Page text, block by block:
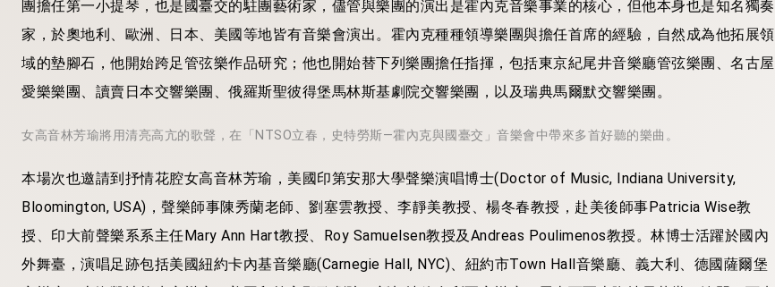
團擔任第一小提琴，也是國臺交的駐團藝術家，儘管與樂團的演出是霍內克音樂事業的核心，但他本身也是知名獨奏
家，於奧地利、歐洲、日本、美國等地皆有音樂會演出。霍內克種種領導樂團與擔任首席的經驗，自然成為他拓展領
域的墊腳石，他開始跨足管弦樂作品研究；他也開始替下列樂團擔任指揮，包括東京紀尾井音樂廳管弦樂團、名古屋
愛樂樂團、讀賣日本交響樂團、俄羅斯聖彼得堡馬林斯基劇院交響樂團，以及瑞典馬爾默交響樂團。
女高音林芳瑜將用清亮高亢的歌聲，在「NTSO立春，史特勞斯—霍內克與國臺交」音樂會中帶來多首好聽的樂曲。
本場次也邀請到抒情花腔女高音林芳瑜，美國印第安那大學聲樂演唱博士(Doctor of Music, Indiana University,
Bloomington, USA)，聲樂師事陳秀蘭老師、劉塞雲教授、李靜美教授、楊冬春教授，赴美後師事Patricia Wise教
授、印大前聲樂系系主任Mary Ann Hart教授、Roy Samuelsen教授及Andreas Poulimenos教授。林博士活躍於國內
外舞臺，演唱足跡包括美國紐約卡內基音樂廳(Carnegie Hall, NYC)、紐約市Town Hall音樂廳、義大利、德國薩爾堡